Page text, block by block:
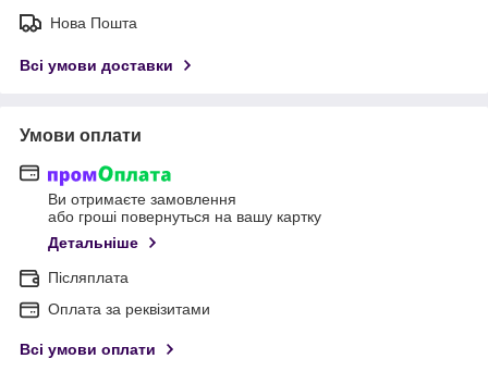
Нова Пошта
Всі умови доставки
Умови оплати
Ви отримаєте замовлення
або гроші повернуться на вашу картку
Детальніше
Післяплата
Оплата за реквізитами
Всі умови оплати